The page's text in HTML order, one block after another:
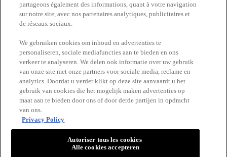
ERetailer List
BLIJF OP DE HOOGTE
VICHY
partageons également des informations, quant à votre navigation
sur notre site, avec nos partenaires analytiques, publicitaires et
de réseaux sociaux.
We gebruiken cookies om inhoud en advertenties te
personaliseren, sociale mediafuncties aan te bieden en ons
verkeer te analyseren. We delen ook informatie over uw gebruik
van onze site met onze partners voor sociale media, reclame en
analytics. Doordat u verder klikt op deze site aanvaardt u het
gebruik van cookies die het mogelijk maken advertenties op
maat aan te bieden door ons of door derde partijen in opdracht
van ons.
Privacy Policy
Autoriser tous les cookies
Alle cookies accepteren